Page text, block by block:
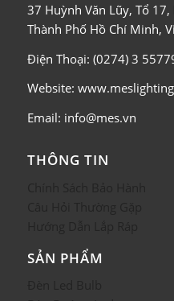
37 Huỳnh Văn Lũy, Tổ
Thành Phố Hồ Chí Minh,
Điện Thoại: (0274) 3
Website:
Email: info@mes.vn
THÔNG TIN
SẢN PHẨM